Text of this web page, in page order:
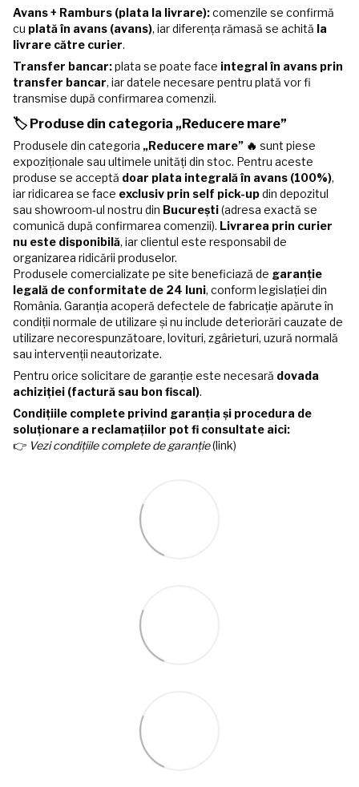
Avans + Ramburs (plata la livrare):comenzile se confirmă
cu plată în avans (avans), iar diferența rămasă se achită la
livrare către curier.
Transfer bancar:plata se poate face integral în avans prin
transfer bancar, iar datele necesare pentru plată vor fi
transmise după confirmarea comenzii.
🏷️ Produse din categoria „Reducere mare”
Produsele din categoria „Reducere mare” 🔥 sunt piese
expoziționale sau ultimele unități din stoc. Pentru aceste
produse se acceptă doar plata integrală în avans (100%),
iar ridicarea se face exclusiv prin self pick-updin depozitul
sau showroom-ul nostru din București(adresa exactă se
comunică după confirmarea comenzii). Livrarea prin curier
nu este disponibilă, iar clientul este responsabil de
organizarea ridicării produselor.
Produsele comercializate pe site beneficiază de garanție
legală de conformitate de 24 luni, conform legislației din
România. Garanția acoperă defectele de fabricație apărute în
condiții normale de utilizare și nu include deteriorări cauzate de
utilizare necorespunzătoare, lovituri, zgârieturi, uzură normală
sau intervenții neautorizate.
Pentru orice solicitare de garanție este necesară dovada
achiziției (factură sau bon fiscal).
Condițiile complete privind garanția și procedura de
soluționare a reclamațiilor pot fi consultate aici:
👉 Vezi condițiile complete de garanție(link)